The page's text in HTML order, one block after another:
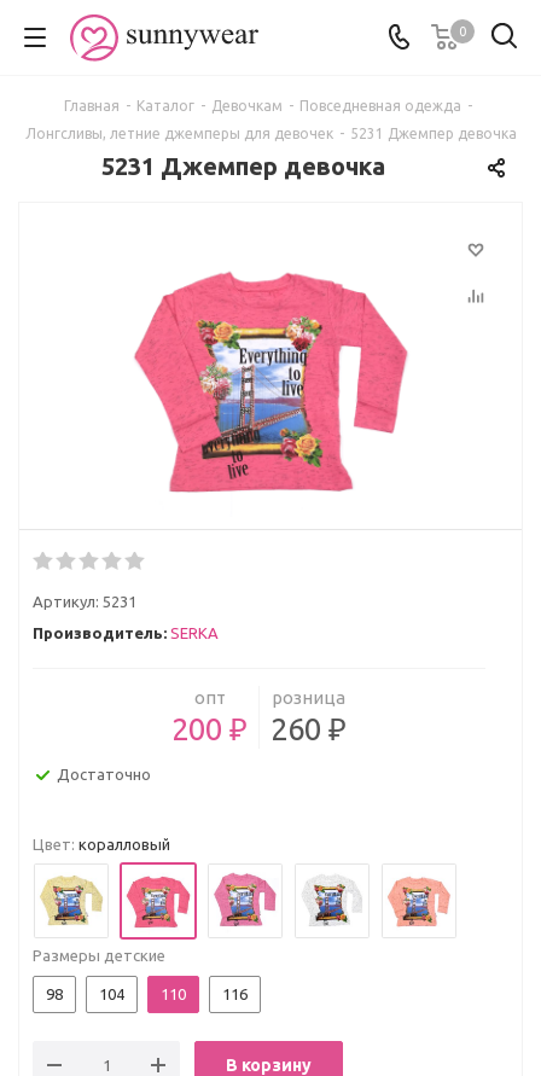
0
Главная - Каталог - Девочкам - Повседневная одежда -
Лонгсливы, летние джемперы для девочек - 5231 Джемпер девочка
5231 Джемпер девочка
Артикул: 5231
Производитель: SERKA
опт
200 ₽
розница
260 ₽
Достаточно
Цвет: коралловый
Размеры детские
98 104 110 116
В корзину